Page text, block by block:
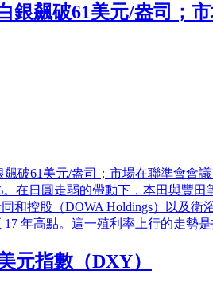
銀飆破61美元/盎司；
破61美元/盎司；市場在聯準會會
在日圓走弱的帶動下，本田與豐
和控股（DOWA Holdings）以及
17 年高點。這一殖利率上行的走
元指數（DXY）